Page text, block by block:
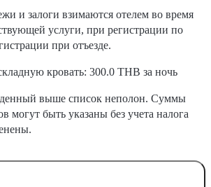
и залоги взимаются отелем во время
услуги, при регистрации по
при отъезде.
кровать: 300.0 THB за ночь
выше список неполон. Суммы
могут быть указаны без учета налога